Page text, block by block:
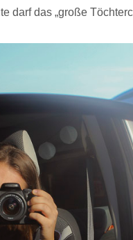
darf das „große